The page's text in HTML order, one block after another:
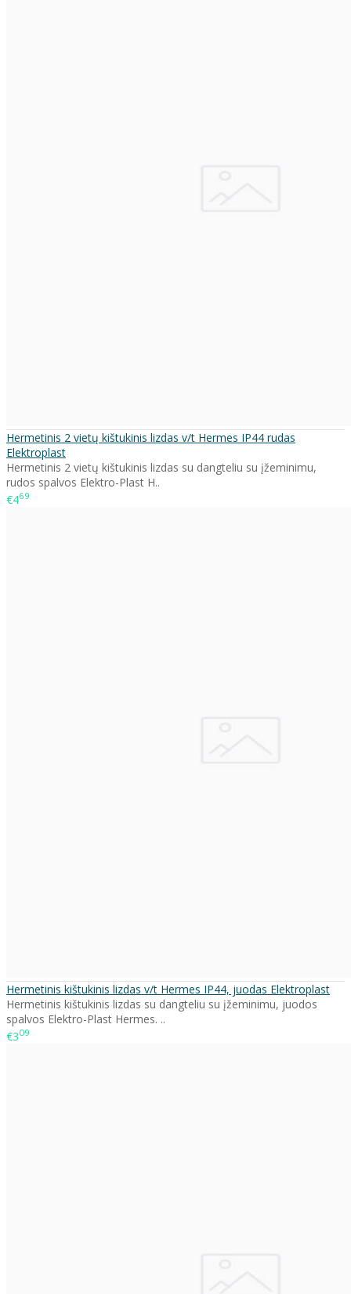
Hermetinis 2 vietų kištukinis lizdas v/t Hermes IP44 rudas
Elektroplast
Hermetinis 2 vietų kištukinis lizdas su dangteliu su įžeminimu,
rudos spalvos Elektro-Plast H..
€469
Hermetinis kištukinis lizdas v/t Hermes IP44, juodas Elektroplast
Hermetinis kištukinis lizdas su dangteliu su įžeminimu, juodos
spalvos Elektro-Plast Hermes. ..
€309